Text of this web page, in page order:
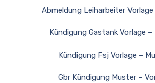
Abmeldung Leiharbeiter
Kündigung Gastank Vorlage
Kündigung Fsj Vorlage –
Gbr Kündigung Muster –